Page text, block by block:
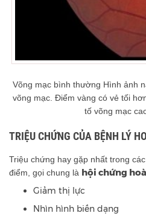
Võng mạc bình thường Hình ảnh
võng mạc. Điểm vàng có vẻ tối
tố võng mạc
TRIỆU CHỨNG CỦA BỆNH LÝ
Triệu chứng hay gặp nhất trong
điểm, gọi chung là hội chứng
Giảm thị lực
Nhìn hình biến dạng